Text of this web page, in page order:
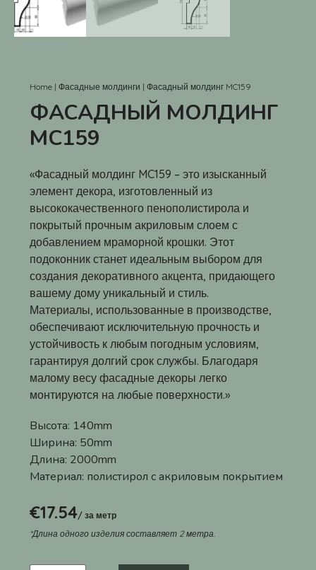
Home | Фасадные молдинги | Фасадный молдинг MC159
ФАСАДНЫЙ МОЛДИНГ
MC159
«Фасадный молдинг MC159 – это изысканный
элемент декора, изготовленный из
высококачественного пенополистирола и
покрытый прочным акриловым слоем с
добавлением мраморной крошки. Этот
подоконник станет идеальным выбором для
создания декоративного акцента, придающего
вашему дому уникальный и стиль.
Материалы, использованные в производстве,
обеспечивают исключительную прочность и
устойчивость к любым погодным условиям,
гарантируя долгий срок службы. Благодаря
малому весу фасадные декоры легко
монтируются на любые поверхности.»
Высота: 140mm
Ширина: 50mm
Длина: 2000mm
Материал: полистирол с акриловым покрытием
€17.54/ за метр
*Длина одного изделия составляет 2 метра.